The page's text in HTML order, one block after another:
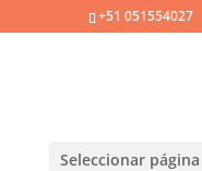
+51 051554027
Seleccionar página